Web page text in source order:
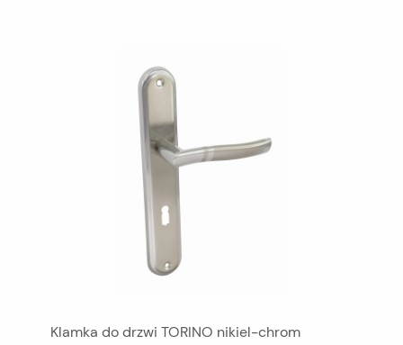
Klamka do drzwi TORINO nikiel-chrom